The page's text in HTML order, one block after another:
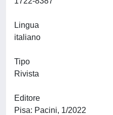
Lingua
Tipo
Rivista
Editore
Pisa: Pacini, 1/2022